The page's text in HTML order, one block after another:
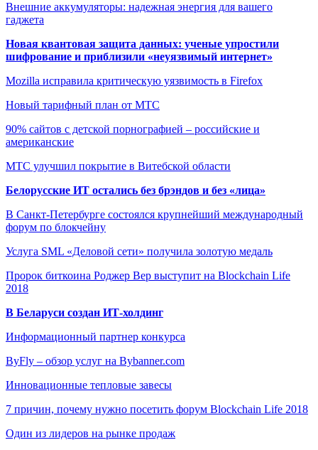
Внешние аккумуляторы: надежная энергия для вашего
гаджета
Новая квантовая защита данных: ученые упростили
шифрование и приблизили «неуязвимый интернет»
Mozilla исправила критическую уязвимость в Firefox
Новый тарифный план от МТС
90% сайтов с детской порнографией – российские и
американские
МТС улучшил покрытие в Витебской области
Белорусские ИТ остались без брэндов и без «лица»
В Санкт-Петербурге состоялся крупнейший международный
форум по блокчейну
Услуга SML «Деловой сети» получила золотую медаль
Пророк биткоина Роджер Вер выступит на Blockchain Life
2018
В Беларуси создан ИТ-холдинг
Информационный партнер конкурса
ByFly – обзор услуг на Bybanner.com
Инновационные тепловые завесы
7 причин, почему нужно посетить форум Blockchain Life 2018
Один из лидеров на рынке продаж